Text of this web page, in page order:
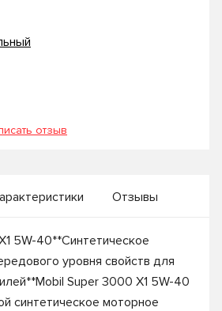
отзыв
Отзывы
5W-40**Синтетическое
уровня свойств для
Super 3000 X1 5W-40
синтетическое моторное